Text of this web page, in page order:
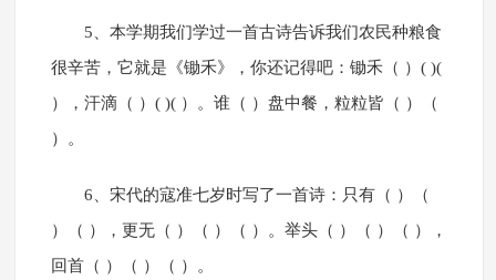
5、本学期我们学过一首古诗告诉我们农民种粮食
很辛苦，它就是《锄禾》，你还记得吧：锄禾（ ）( )(
），汗滴（ ）( )( ）。谁（ ）盘中餐，粒粒皆（ ）（
）。
6、宋代的寇准七岁时写了一首诗：只有（ ）（
）（ ），更无（ ）（ ）（ ）。举头（ ）（ ）（ ），
回首（ ）（ ）（ ）。